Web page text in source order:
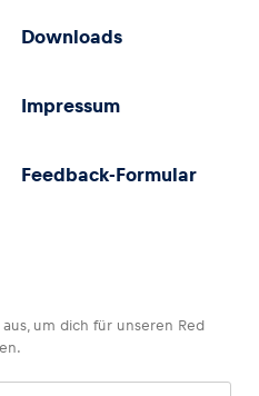
Downloads
Impressum
Feedback-Formular
um dich für unseren Red